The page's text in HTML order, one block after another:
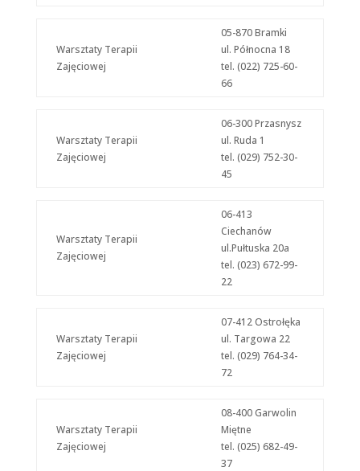
Warsztaty Terapii
Zajęciowej
05-870 Bramki
ul. Północna 18
tel. (022) 725-60-
66
Warsztaty Terapii
Zajęciowej
06-300 Przasnysz
ul. Ruda 1
tel. (029) 752-30-
45
Warsztaty Terapii
Zajęciowej
06-413
Ciechanów
ul.Pułtuska 20a
tel. (023) 672-99-
22
Warsztaty Terapii
Zajęciowej
07-412 Ostrołęka
ul. Targowa 22
tel. (029) 764-34-
72
Warsztaty Terapii
Zajęciowej
08-400 Garwolin
Miętne
tel. (025) 682-49-
37